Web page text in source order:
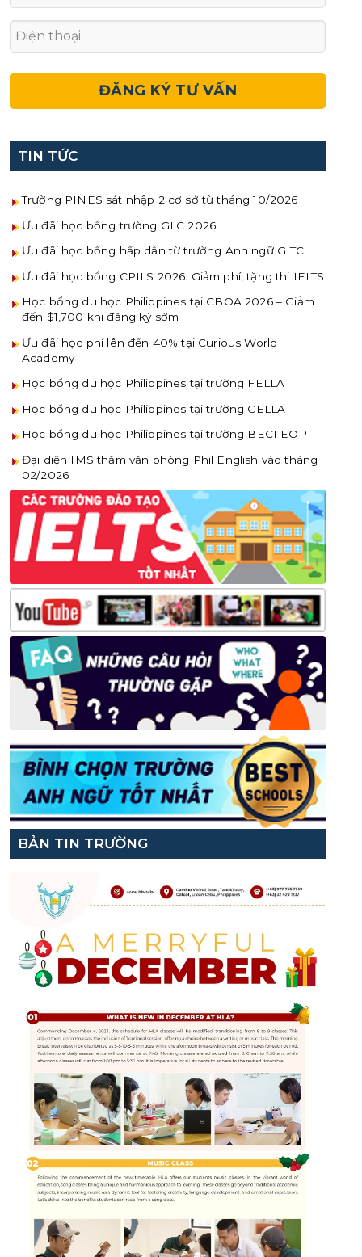
TIN TỨC
Trường PINES sát nhập 2 cơ sở từ tháng 10/2026
Ưu đãi học bổng trường GLC 2026
Ưu đãi học bổng hấp dẫn từ trường Anh ngữ GITC
Ưu đãi học bổng CPILS 2026: Giảm phí, tặng thi IELTS
Học bổng du học Philippines tại CBOA 2026 – Giảm
đến $1,700 khi đăng ký sớm
Ưu đãi học phí lên đến 40% tại Curious World
Academy
Học bổng du học Philippines tại trường FELLA
Học bổng du học Philippines tại trường CELLA
Học bổng du học Philippines tại trường BECI EOP
Đại diện IMS thăm văn phòng Phil English vào tháng
02/2026
BẢN TIN TRƯỜNG